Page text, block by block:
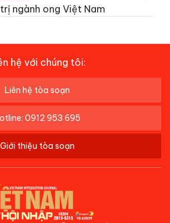
ngành ong Việt Nam
hệ với chúng tôi:
Liên hệ tòa soạn
0912 953 695
Giới thiệu tòa soạn